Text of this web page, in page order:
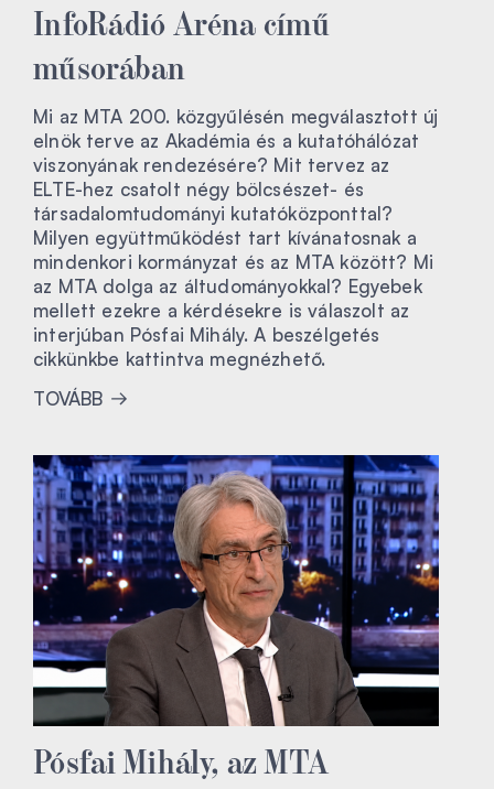
InfoRádió Aréna című
műsorában
Mi az MTA 200. közgyűlésén megválasztott új
elnök terve az Akadémia és a kutatóhálózat
viszonyának rendezésére? Mit tervez az
ELTE-hez csatolt négy bölcsészet- és
társadalomtudományi kutatóközponttal?
Milyen együttműködést tart kívánatosnak a
mindenkori kormányzat és az MTA között? Mi
az MTA dolga az áltudományokkal? Egyebek
mellett ezekre a kérdésekre is válaszolt az
interjúban Pósfai Mihály. A beszélgetés
cikkünkbe kattintva megnézhető.
TOVÁBB
Pósfai Mihály, az MTA